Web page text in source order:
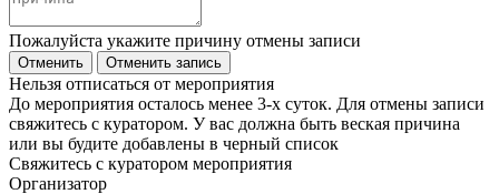
Пожалуйста укажите причину отмены записи
Отменить Отменить запись
Нельзя отписаться от мероприятия
До мероприятия осталось менее 3-х суток. Для отмены записи
свяжитесь с куратором. У вас должна быть веская причина
или вы будите добавлены в черный список
Свяжитесь с куратором мероприятия
Организатор